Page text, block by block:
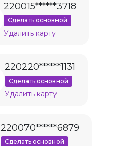
220015******3718
Сделать основной
Удалить карту
220220******1131
Сделать основной
Удалить карту
220070******6879
Сделать основной